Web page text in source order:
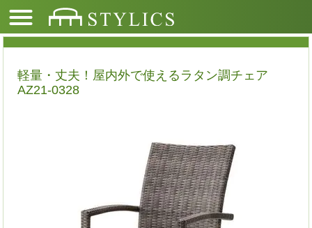
軽量・丈夫！屋内外で使えるラタン調チェア
AZ21-0328